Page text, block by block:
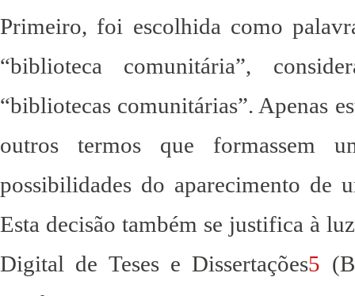
Primeiro, foi escolhida como
“biblioteca comunitária”,
“bibliotecas comunitárias”. Apenas
outros termos que formassem
possibilidades do aparecimento de
Esta decisão também se justifica à
Digital de Teses e Dissertações5